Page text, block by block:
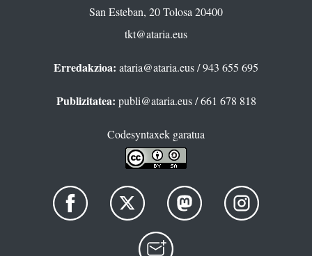
San Esteban, 20 Tolosa 20400
tkt@ataria.eus
Erredakzioa: ataria@ataria.eus/ 943 655 695
Publizitatea: publi@ataria.eus/ 661 678 818
Codesyntaxek garatua